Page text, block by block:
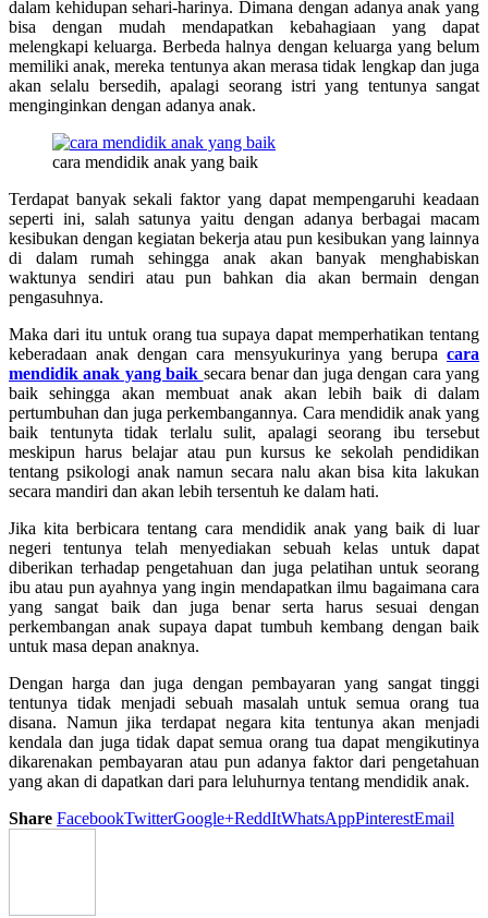
dalam kehidupan sehari-harinya. Dimana dengan adanya anak yang
bisa dengan mudah mendapatkan kebahagiaan yang dapat
melengkapi keluarga. Berbeda halnya dengan keluarga yang belum
memiliki anak, mereka tentunya akan merasa tidak lengkap dan juga
akan selalu bersedih, apalagi seorang istri yang tentunya sangat
menginginkan dengan adanya anak.
cara mendidik anak yang baik
Terdapat banyak sekali faktor yang dapat mempengaruhi keadaan
seperti ini, salah satunya yaitu dengan adanya berbagai macam
kesibukan dengan kegiatan bekerja atau pun kesibukan yang lainnya
di dalam rumah sehingga anak akan banyak menghabiskan
waktunya sendiri atau pun bahkan dia akan bermain dengan
pengasuhnya.
Maka dari itu untuk orang tua supaya dapat memperhatikan tentang
keberadaan anak dengan cara mensyukurinya yang berupa cara
mendidik anak yang baik secara benar dan juga dengan cara yang
baik sehingga akan membuat anak akan lebih baik di dalam
pertumbuhan dan juga perkembangannya. Cara mendidik anak yang
baik
tentunyta tidak terlalu sulit, apalagi seorang ibu tersebut
meskipun harus belajar atau pun kursus ke sekolah pendidikan
tentang psikologi anak namun secara nalu akan bisa kita lakukan
secara mandiri dan akan lebih tersentuh ke dalam hati.
Jika kita berbicara tentang cara mendidik anak yang baik di luar
negeri tentunya telah menyediakan sebuah kelas untuk dapat
diberikan terhadap pengetahuan dan juga pelatihan untuk seorang
ibu atau pun ayahnya yang ingin mendapatkan ilmu bagaimana cara
yang sangat baik dan juga benar serta harus sesuai dengan
perkembangan anak supaya dapat tumbuh kembang dengan baik
untuk masa depan anaknya.
Dengan harga dan juga dengan pembayaran yang sangat tinggi
tentunya tidak menjadi sebuah masalah untuk semua orang tua
disana. Namun jika terdapat negara kita tentunya akan menjadi
kendala dan juga tidak dapat semua orang tua dapat mengikutinya
dikarenakan pembayaran atau pun adanya faktor dari pengetahuan
yang akan di dapatkan dari para leluhurnya tentang mendidik anak.
Share FacebookTwitterGoogle+ReddItWhatsAppPinterestEmail